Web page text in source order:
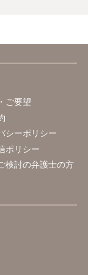
ご要望
シーポリシー
ポリシー
検討の弁護士の方